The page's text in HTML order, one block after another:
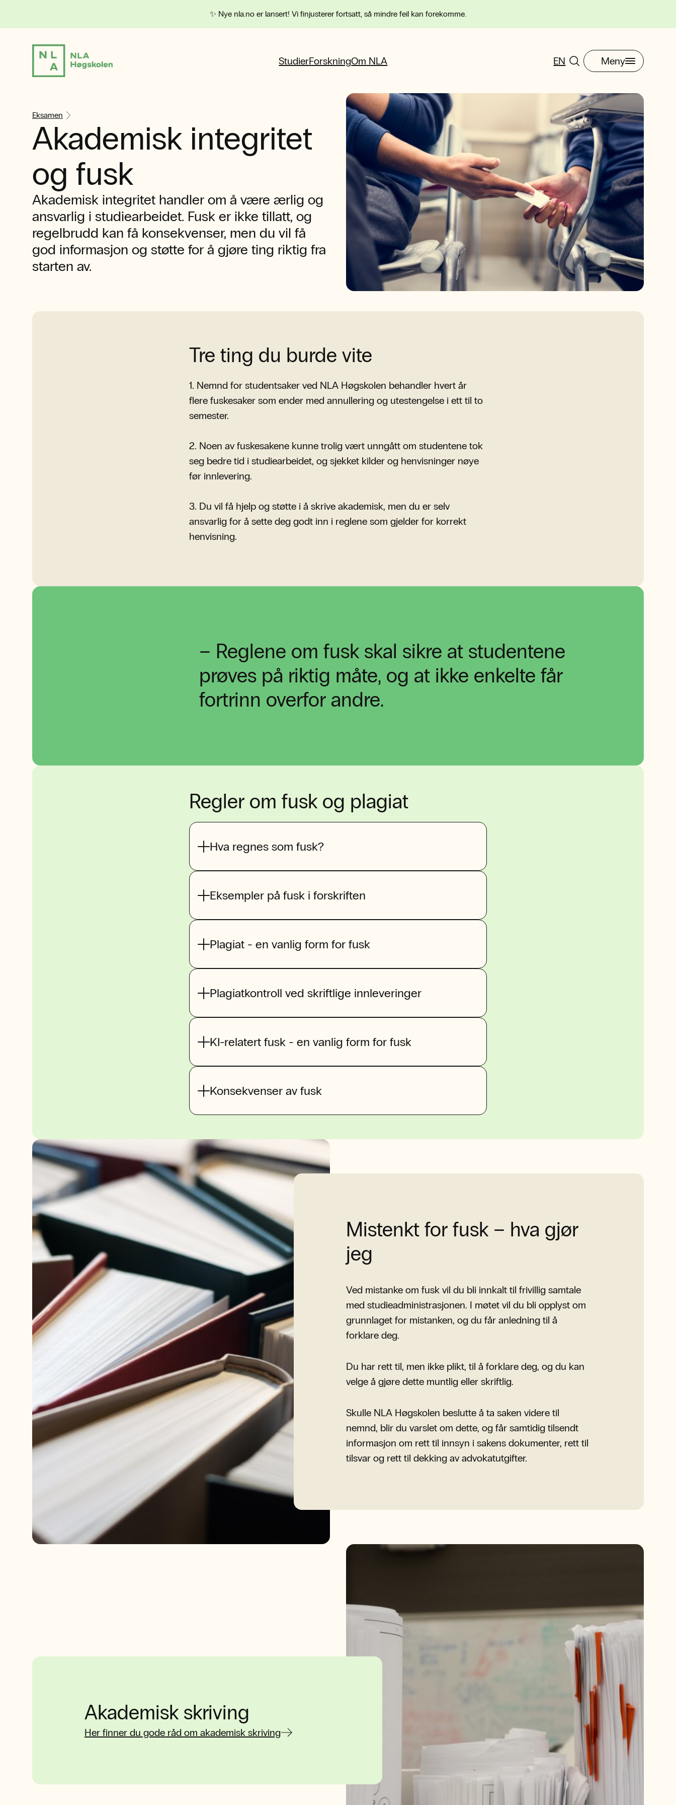
✨ Nye nla.no er lansert! Vi finjusterer fortsatt, så mindre feil kan forekomme.
StudierForskningOm NLA EN Meny
Eksamen
Akademisk integritet
og fusk
Akademisk integritet handler om å være ærlig og
ansvarlig i studiearbeidet. Fusk er ikke tillatt, og
regelbrudd kan få konsekvenser, men du vil få
god informasjon og støtte for å gjøre ting riktig fra
starten av.
Tre ting du burde vite
1. Nemnd for studentsaker ved NLA Høgskolen behandler hvert år
flere fuskesaker som ender med annullering og utestengelse i ett til to
semester.
2. Noen av fuskesakene kunne trolig vært unngått om studentene tok
seg bedre tid i studiearbeidet, og sjekket kilder og henvisninger nøye
før innlevering.
3. Du vil få hjelp og støtte i å skrive akademisk, men du er selv
ansvarlig for å sette deg godt inn i reglene som gjelder for korrekt
henvisning.
– Reglene om fusk skal sikre at studentene
prøves på riktig måte, og at ikke enkelte får
fortrinn overfor andre.
Regler om fusk og plagiat
Hva regnes som fusk?
Eksempler på fusk i forskriften
Plagiat - en vanlig form for fusk
Plagiatkontroll ved skriftlige innleveringer
KI-relatert fusk - en vanlig form for fusk
Konsekvenser av fusk
Mistenkt for fusk – hva gjør
jeg
Ved mistanke om fusk vil du bli innkalt til frivillig samtale
med studieadministrasjonen. I møtet vil du bli opplyst om
grunnlaget for mistanken, og du får anledning til å
forklare deg.
Du har rett til, men ikke plikt, til å forklare deg, og du kan
velge å gjøre dette muntlig eller skriftlig.
Skulle NLA Høgskolen beslutte å ta saken videre til
nemnd, blir du varslet om dette, og får samtidig tilsendt
informasjon om rett til innsyn i sakens dokumenter, rett til
tilsvar og rett til dekking av advokatutgifter.
Akademisk skriving
Her finner du gode råd om akademisk skriving